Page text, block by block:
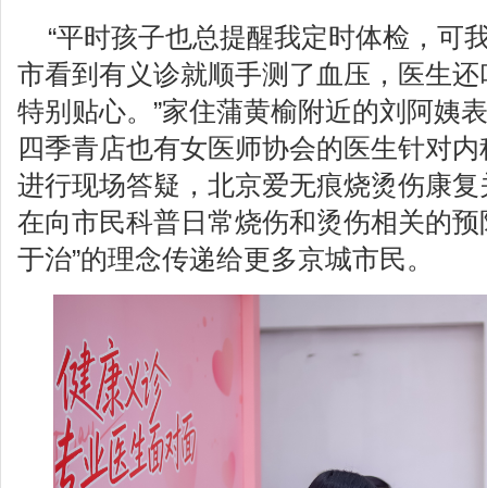
“平时孩子也总提醒我定时体检，可
市看到有义诊就顺手测了血压，医生
特别贴心。”家住蒲黄榆附近的刘阿姨
四季青店也有女医师协会的医生针对
进行现场答疑，北京爱无痕烧烫伤康
在向市民科普日常烧伤和烫伤相关的
于治”的理念传递给更多京城市民。